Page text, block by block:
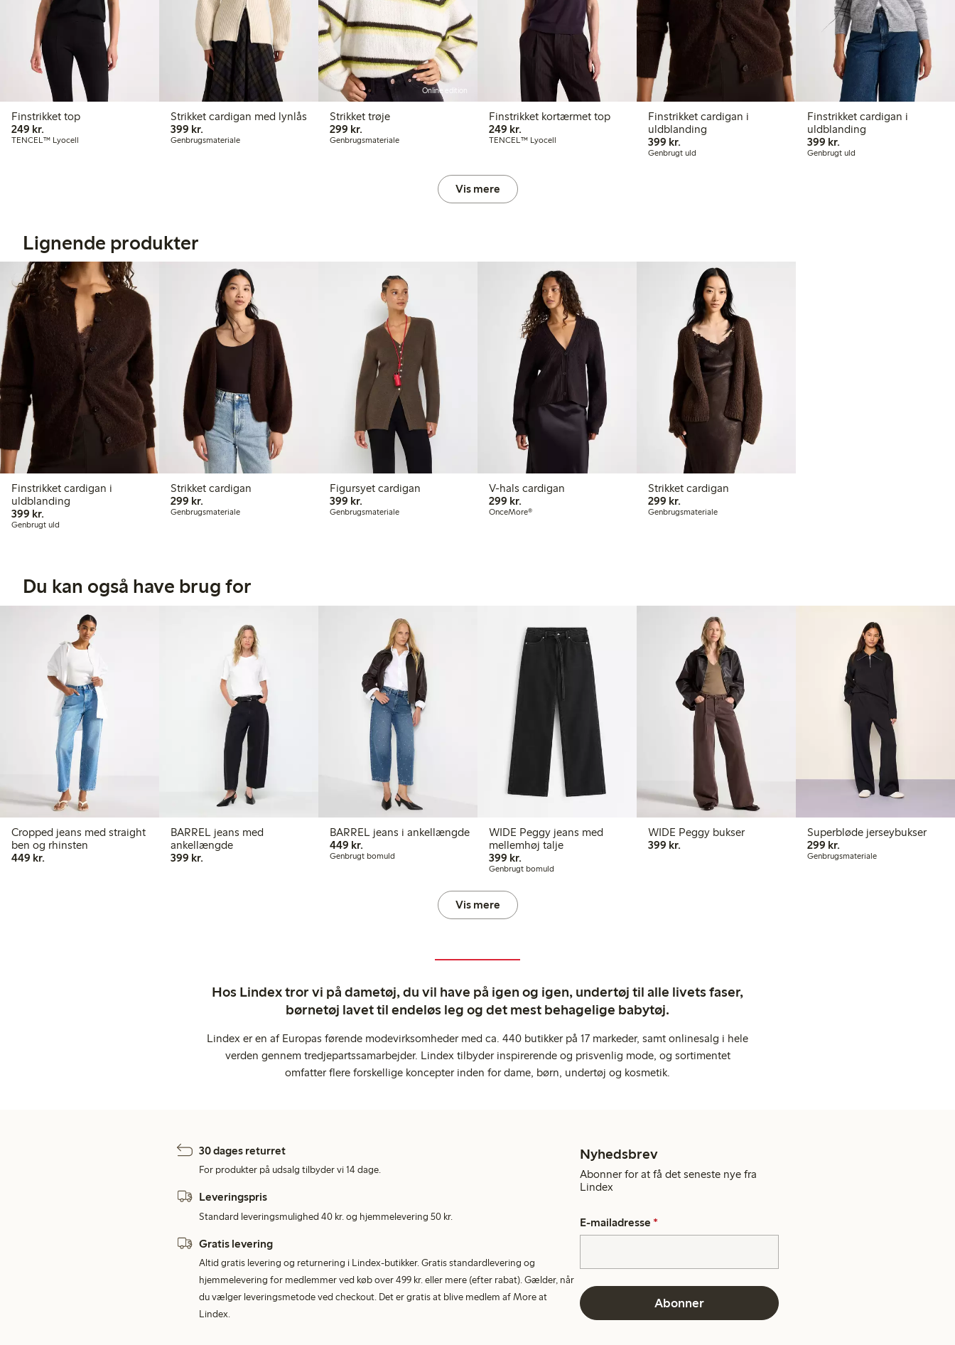
Finstrikket top
249 kr.
TENCEL™ Lyocell
Strikket cardigan med lynlås
399 kr.
Genbrugsmateriale
Online edition
Strikket trøje
299 kr.
Genbrugsmateriale
Finstrikket kortærmet top
249 kr.
TENCEL™ Lyocell
Finstrikket cardigan i
uldblanding
399 kr.
Genbrugt uld
Finstrikket cardigan i
uldblanding
399 kr.
Genbrugt uld
Vis mere
Lignende produkter
Finstrikket cardigan i
uldblanding
399 kr.
Genbrugt uld
Strikket cardigan
299 kr.
Genbrugsmateriale
Figursyet cardigan
399 kr.
Genbrugsmateriale
V-hals cardigan
299 kr.
OnceMore®
Strikket cardigan
299 kr.
Genbrugsmateriale
Du kan også have brug for
Cropped jeans med straight
ben og rhinsten
449 kr.
BARREL jeans med
ankellængde
399 kr.
BARREL jeans i ankellængde
449 kr.
Genbrugt bomuld
WIDE Peggy jeans med
mellemhøj talje
399 kr.
Genbrugt bomuld
WIDE Peggy bukser
399 kr.
Superbløde jerseybukser
299 kr.
Genbrugsmateriale
Vis mere
Hos Lindex tror vi på dametøj, du vil have på igen og igen, undertøj til alle livets faser,
børnetøj lavet til endeløs leg og det mest behagelige babytøj.
Lindex er en af Europas førende modevirksomheder med ca. 440 butikker på 17 markeder, samt onlinesalg i hele
verden gennem tredjepartssamarbejder. Lindex tilbyder inspirerende og prisvenlig mode, og sortimentet
omfatter flere forskellige koncepter inden for dame, børn, undertøj og kosmetik.
30 dages returret
For produkter på udsalg tilbyder vi 14 dage.
Leveringspris
Standard leveringsmulighed 40 kr. og hjemmelevering 50 kr.
Gratis levering
Altid gratis levering og returnering i Lindex-butikker. Gratis standardlevering og
hjemmelevering for medlemmer ved køb over 499 kr. eller mere (efter rabat). Gælder, når
du vælger leveringsmetode ved checkout. Det er gratis at blive medlem af More at
Lindex.
Nyhedsbrev
Abonner for at få det seneste nye fra
Lindex
E-mailadresse *
Abonner